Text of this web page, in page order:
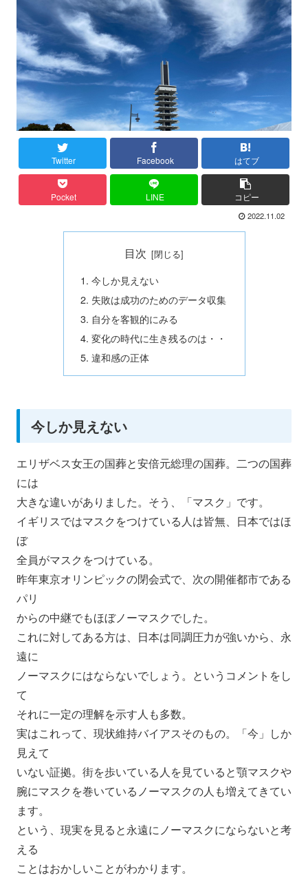
Twitter Facebook はてブ
Pocket LINE コピー
2022.11.02
目次
今しか見えない
失敗は成功のためのデータ収集
自分を客観的にみる
変化の時代に生き残るのは・・
違和感の正体
今しか見えない
エリザベス女王の国葬と安倍元総理の国葬。二つの国葬
には
大きな違いがありました。そう、「マスク」です。
イギリスではマスクをつけている人は皆無、日本ではほ
ぼ
全員がマスクをつけている。
昨年東京オリンピックの閉会式で、次の開催都市である
パリ
からの中継でもほぼノーマスクでした。
これに対してある方は、日本は同調圧力が強いから、永
遠に
ノーマスクにはならないでしょう。というコメントをし
て
それに一定の理解を示す人も多数。
実はこれって、現状維持バイアスそのもの。「今」しか
見えて
いない証拠。街を歩いている人を見ていると顎マスクや
腕にマスクを巻いているノーマスクの人も増えてきてい
ます。
という、現実を見ると永遠にノーマスクにならないと考
える
ことはおかしいことがわかります。